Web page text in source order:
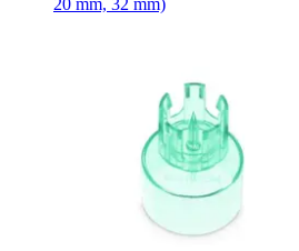
Find det produkt, du leder efter.
produktkatalog med vores
20 mm, 32 mm)